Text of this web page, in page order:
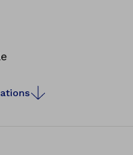
permet
de haute qualité,
de confort.